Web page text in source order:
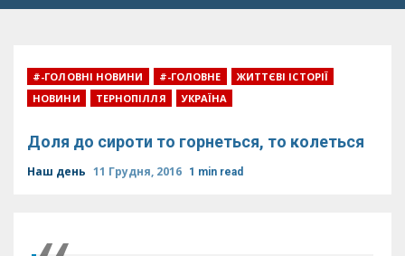
#-ГОЛОВНІ НОВИНИ #-ГОЛОВНЕ
ЖИТТЄВІ ІСТОРІЇ
НОВИНИ
ТЕРНОПІЛЛЯ УКРАЇНА
Доля до сироти то горнеться, то колеться
Наш день 11 Грудня, 2016 1 min read